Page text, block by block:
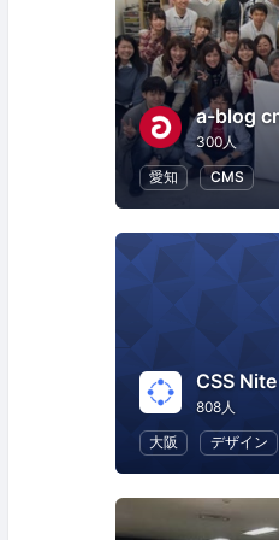
a-blog
300人
愛知
CMS
CSS
808人
大阪
デザイン